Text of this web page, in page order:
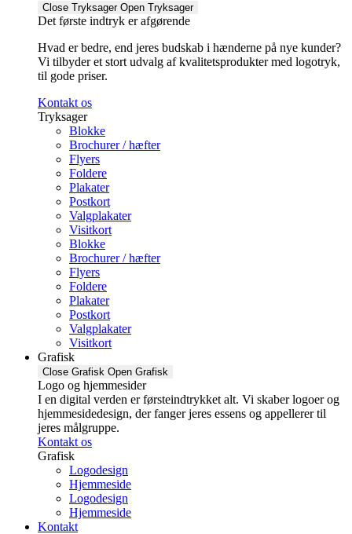
Close Tryksager Open Tryksager
Det første indtryk er afgørende
Hvad er bedre, end jeres budskab i hænderne på nye kunder?
Vi tilbyder et stort udvalg af kvalitetsprodukter med logotryk,
til gode priser.
Kontakt os
Tryksager
Blokke
Brochurer / hæfter
Flyers
Foldere
Plakater
Postkort
Valgplakater
Visitkort
Blokke
Brochurer / hæfter
Flyers
Foldere
Plakater
Postkort
Valgplakater
Visitkort
Grafisk
Close Grafisk Open Grafisk
Logo og hjemmesider
I en digital verden er førsteindtrykket alt. Vi skaber logoer og
hjemmesidedesign, der fanger jeres essens og appellerer til
jeres målgruppe.
Kontakt os
Grafisk
Logodesign
Hjemmeside
Logodesign
Hjemmeside
Kontakt